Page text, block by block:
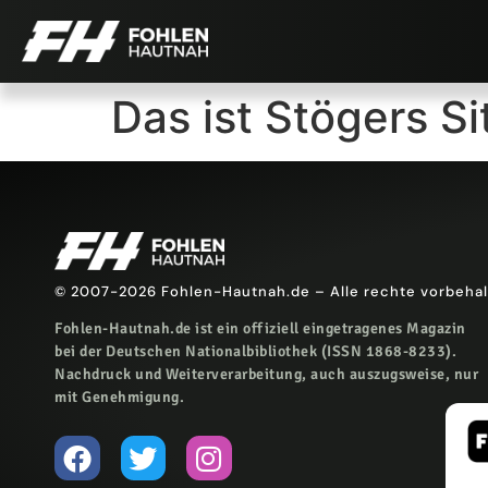
Das ist Stögers
© 2007-2026 Fohlen-Hautnah.de – Alle rechte
Fohlen-Hautnah.de ist ein offiziell eingetragenes Magazin
bei der Deutschen Nationalbibliothek (ISSN 1868-8233).
Nachdruck und Weiterverarbeitung, auch auszugsweise, nur
mit Genehmigung.